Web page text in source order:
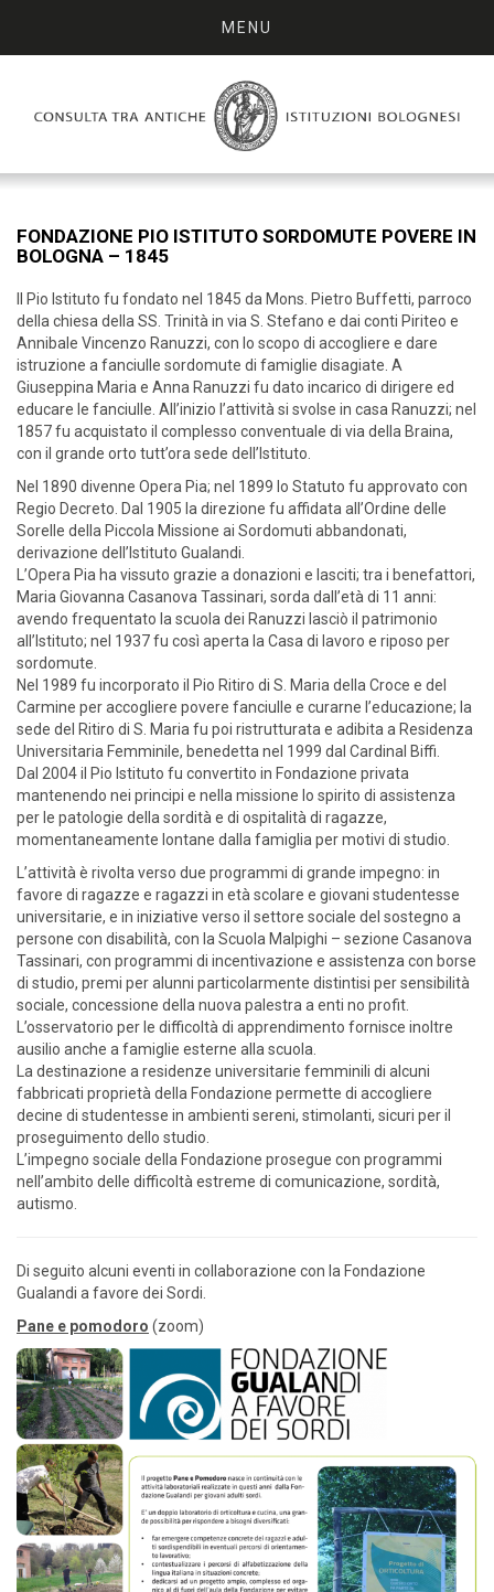
MENU
FONDAZIONE PIO ISTITUTO SORDOMUTE POVERE IN
BOLOGNA – 1845
Il Pio Istituto fu fondato nel 1845 da Mons. Pietro Buffetti, parroco
della chiesa della SS. Trinità in via S. Stefano e dai conti Piriteo e
Annibale Vincenzo Ranuzzi, con lo scopo di accogliere e dare
istruzione a fanciulle sordomute di famiglie disagiate. A
Giuseppina Maria e Anna Ranuzzi fu dato incarico di dirigere ed
educare le fanciulle. All’inizio l’attività si svolse in casa Ranuzzi; nel
1857 fu acquistato il complesso conventuale di via della Braina,
con il grande orto tutt’ora sede dell’Istituto.
Nel 1890 divenne Opera Pia; nel 1899 lo Statuto fu approvato con
Regio Decreto. Dal 1905 la direzione fu affidata all’Ordine delle
Sorelle della Piccola Missione ai Sordomuti abbandonati,
derivazione dell’Istituto Gualandi.
L’Opera Pia ha vissuto grazie a donazioni e lasciti; tra i benefattori,
Maria Giovanna Casanova Tassinari, sorda dall’età di 11 anni:
avendo frequentato la scuola dei Ranuzzi lasciò il patrimonio
all’Istituto; nel 1937 fu così aperta la Casa di lavoro e riposo per
sordomute.
Nel 1989 fu incorporato il Pio Ritiro di S. Maria della Croce e del
Carmine per accogliere povere fanciulle e curarne l’educazione; la
sede del Ritiro di S. Maria fu poi ristrutturata e adibita a Residenza
Universitaria Femminile, benedetta nel 1999 dal Cardinal Biffi.
Dal 2004 il Pio Istituto fu convertito in Fondazione privata
mantenendo nei principi e nella missione lo spirito di assistenza
per le patologie della sordità e di ospitalità di ragazze,
momentaneamente lontane dalla famiglia per motivi di studio.
L’attività è rivolta verso due programmi di grande impegno: in
favore di ragazze e ragazzi in età scolare e giovani studentesse
universitarie, e in iniziative verso il settore sociale del sostegno a
persone con disabilità, con la Scuola Malpighi – sezione Casanova
Tassinari, con programmi di incentivazione e assistenza con borse
di studio, premi per alunni particolarmente distintisi per sensibilità
sociale, concessione della nuova palestra a enti no profit.
L’osservatorio per le difficoltà di apprendimento fornisce inoltre
ausilio anche a famiglie esterne alla scuola.
La destinazione a residenze universitarie femminili di alcuni
fabbricati proprietà della Fondazione permette di accogliere
decine di studentesse in ambienti sereni, stimolanti, sicuri per il
proseguimento dello studio.
L’impegno sociale della Fondazione prosegue con programmi
nell’ambito delle difficoltà estreme di comunicazione, sordità,
autismo.
Di seguito alcuni eventi in collaborazione con la Fondazione
Gualandi a favore dei Sordi.
Pane e pomodoro (zoom)